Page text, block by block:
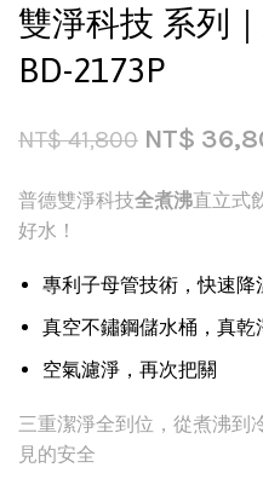
雙淨科技 系列
BD-2173P
NT$41,800 NT$
普德雙淨科技全煮沸直立式
好水！
專利子母管技術，快速降
真空不鏽鋼儲水桶，真乾
空氣濾淨，再次把關
三重潔淨全到位，從煮沸到
見的安全